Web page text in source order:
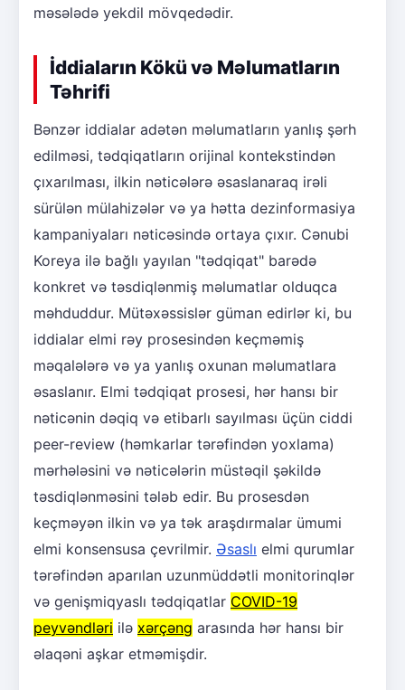
məsələdə yekdil mövqedədir.
İddiaların Kökü və Məlumatların
Təhrifi
Bənzər iddialar adətən məlumatların yanlış şərh
edilməsi, tədqiqatların orijinal kontekstindən
çıxarılması, ilkin nəticələrə əsaslanaraq irəli
sürülən mülahizələr və ya hətta dezinformasiya
kampaniyaları nəticəsində ortaya çıxır. Cənubi
Koreya ilə bağlı yayılan "tədqiqat" barədə
konkret və təsdiqlənmiş məlumatlar olduqca
məhduddur. Mütəxəssislər güman edirlər ki, bu
iddialar elmi rəy prosesindən keçməmiş
məqalələrə və ya yanlış oxunan məlumatlara
əsaslanır. Elmi tədqiqat prosesi, hər hansı bir
nəticənin dəqiq və etibarlı sayılması üçün ciddi
peer-review (həmkarlar tərəfindən yoxlama)
mərhələsini və nəticələrin müstəqil şəkildə
təsdiqlənməsini tələb edir. Bu prosesdən
keçməyən ilkin və ya tək araşdırmalar ümumi
elmi konsensusa çevrilmir. Əsaslı elmi qurumlar
tərəfindən aparılan uzunmüddətli monitorinqlər
və genişmiqyaslı tədqiqatlar COVID-19
peyvəndləri ilə xərçəng arasında hər hansı bir
əlaqəni aşkar etməmişdir.